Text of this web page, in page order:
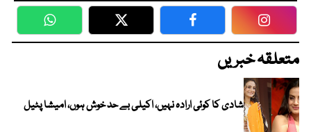
WhatsApp Twitter Facebook
متعلقہ خبریں
شادی کا کوئی ارادہ نہیں، اکیلی بے حد خوش ہوں، امیشا پٹیل